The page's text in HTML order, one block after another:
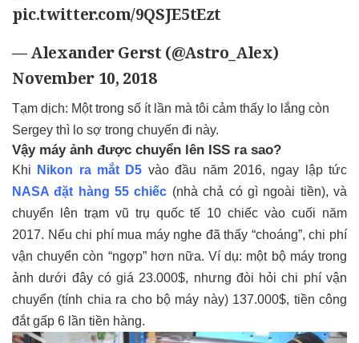
pic.twitter.com/9QSJE5tEzt
— Alexander Gerst (@Astro_Alex)
November 10, 2018
Tạm dịch: Một trong số ít lần mà tôi cảm thấy lo lắng còn
Sergey thì lo sợ trong chuyến đi này.
Vậy máy ảnh được chuyển lên ISS ra sao?
Khi Nikon ra mắt D5 vào đầu năm 2016, ngay lập tức
NASA đặt hàng 55 chiếc (nhà chả có gì ngoài tiền), và
chuyển lên trạm vũ trụ quốc tế 10 chiếc vào cuối năm
2017. Nếu chi phí mua máy nghe đã thấy “choáng”, chi phí
vận chuyển còn “ngợp” hơn nữa. Ví dụ: một bộ máy trong
ảnh dưới đây có giá 23.000$, nhưng đòi hỏi chi phí vận
chuyển (tính chia ra cho bộ máy này) 137.000$, tiền công
đắt gấp 6 lần tiền hàng.